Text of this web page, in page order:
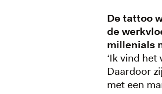
De tattoo
de
millenials
‘Ik vind
Daardoor
met een